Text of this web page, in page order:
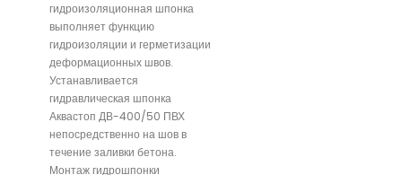
гидроизоляционная шпонка
выполняет функцию
гидроизоляции и герметизации
деформационных швов.
Устанавливается
гидравлическая шпонка
Аквастоп ДВ-400/50 ПВХ
непосредственно на шов в
течение заливки бетона.
Монтаж гидрошпонки